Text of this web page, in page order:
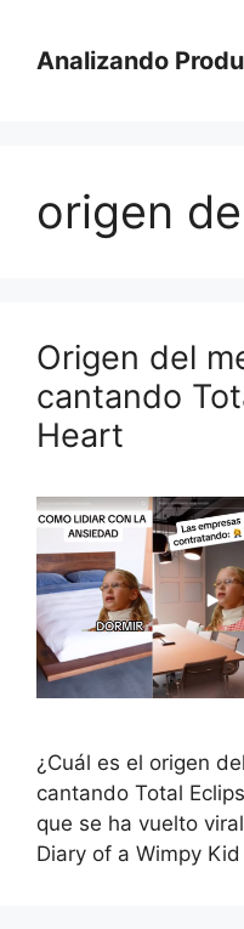
contenido
Analizando
origen
Origen del
cantando
Heart
¿Cuál es el origen
cantando Total
que se ha vuelto
Diary of a Wimpy